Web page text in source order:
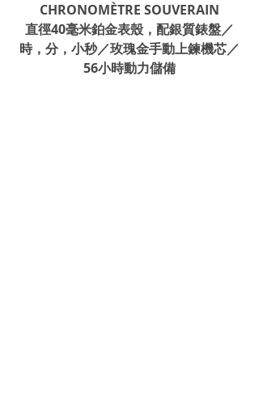
CHRONOMÈTRE SOUVERAIN
直徑40毫米鉑金表殼，配銀質錶盤／
時，分，小秒／玫瑰金手動上鍊機芯／
56小時動力儲備